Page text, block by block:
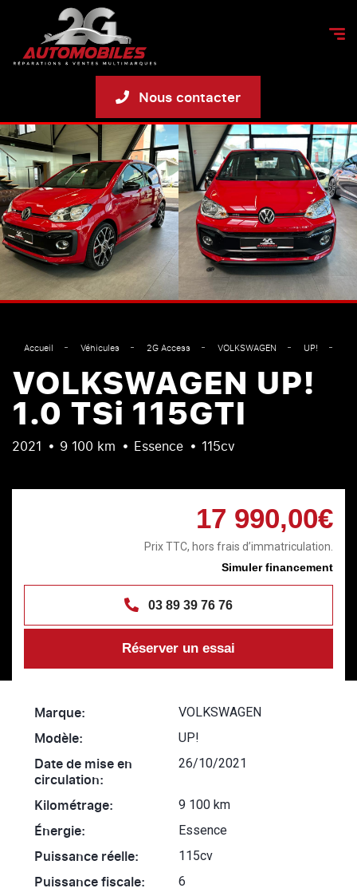
Nous contacter
Accueil Véhicules 2G Access VOLKSWAGEN UP!
VOLKSWAGEN UP!
1.0 TSi 115GTI
2021 9 100 km Essence 115cv
17 990,00€
Prix TTC, hors frais d’immatriculation.
Simuler financement
03 89 39 76 76
Réserver un essai
Marque: VOLKSWAGEN
Modèle: UP!
Date de mise en
circulation:
26/10/2021
Kilométrage: 9 100 km
Énergie: Essence
Puissance réelle: 115cv
Puissance fiscale: 6